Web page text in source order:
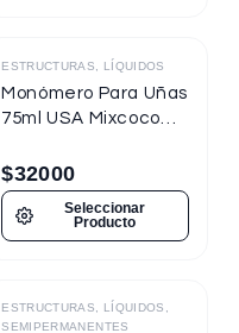
Destacado
ESTRUCTURAS, LÍQUIDOS
Monómero Para Uñas
75ml USA Mixcoco
$32000
Seleccionar
Producto
Destacado
ESTRUCTURAS, LÍQUIDOS,
SEMIPERMANENTES